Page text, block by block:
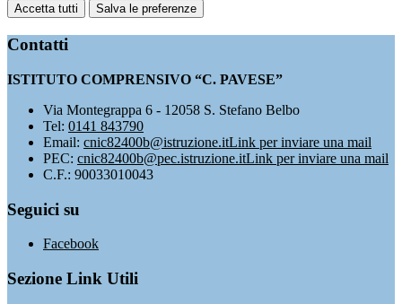
Accetta tutti Salva le preferenze
Contatti
ISTITUTO COMPRENSIVO “C. PAVESE”
Via Montegrappa 6 - 12058 S. Stefano Belbo
Tel: 0141 843790
Email: cnic82400b@istruzione.itLink per inviare una mail
PEC: cnic82400b@pec.istruzione.itLink per inviare una mail
C.F.: 90033010043
Seguici su
Facebook
Sezione Link Utili